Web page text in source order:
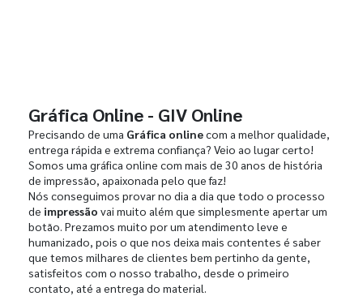
Gráfica Online - GIV Online
Precisando de uma Gráfica onlinecom a melhor qualidade,
entrega rápida e extrema confiança? Veio ao lugar certo!
Somos uma gráfica online com mais de 30 anos de história
de impressão, apaixonada pelo que faz!
Nós conseguimos provar no dia a dia que todo o processo
de impressão vai muito além que simplesmente apertar um
botão. Prezamos muito por um atendimento leve e
humanizado, pois o que nos deixa mais contentes é saber
que temos milhares de clientes bem pertinho da gente,
satisfeitos com o nosso trabalho, desde o primeiro
contato, até a entrega do material.